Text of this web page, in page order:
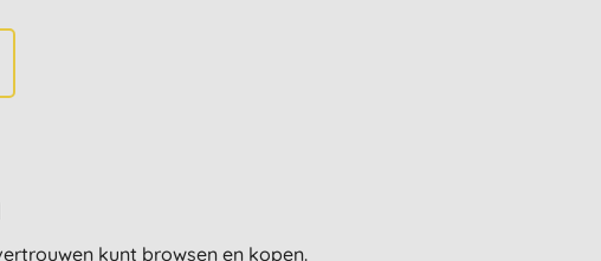
kunt browsen en kopen.